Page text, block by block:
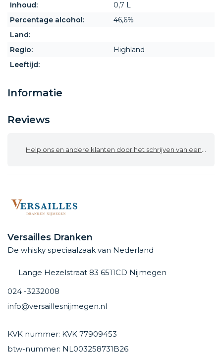
Inhoud:
0,7 L
Percentage alcohol:
46,6%
Land:
Regio:
Highland
Leeftijd:
Informatie
Reviews
Help ons en andere klanten door het schrijven van een review
Versailles Dranken
De whisky speciaalzaak van Nederland
Lange Hezelstraat 83 6511CD Nijmegen
024 -3232008
info@versaillesnijmegen.nl
KVK nummer: KVK 77909453
btw-nummer: NL003258731B26